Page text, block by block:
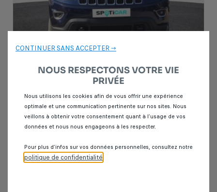
Garantie Spoticar12 mois
Jeep Cherokee
GRAND CHEROKEE 3.0 V6 CRD 250 LAREDO BVA8
130 408 km Diesel 2017 Automatique
CONTINUER SANS ACCEPTER →
NOUS RESPECTONS VOTRE VIE
PRIVÉE
Nous utilisons les cookies afin de vous offrir une expérience
optimale et une communication pertinente sur nos sites. Nous
veillons à obtenir votre consentement quant à l’usage de vos
données et nous nous engageons à les respecter.
Pour plus d’infos sur vos données personnelles, consultez notre
politique de confidentialité